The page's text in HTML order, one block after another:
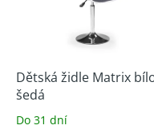
Dětská židle Matrix
šedá
Do 31 dní